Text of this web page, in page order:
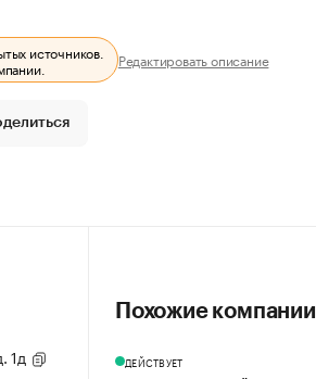
источников. Редактировать описание
1д
Похожие компании
ДЕЙСТВУЕТ